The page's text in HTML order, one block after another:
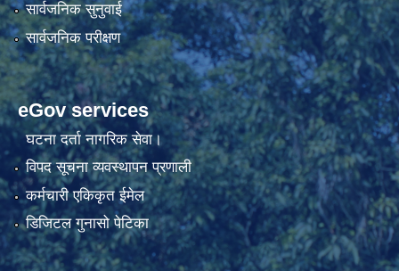
सार्वजनिक सुनुवाई
सार्वजनिक परीक्षण
eGov services
घटना दर्ता नागरिक सेवा।
विपद सूचना व्यवस्थापन प्रणाली
कर्मचारी एकिकृत ईमेल
डिजिटल गुनासो पेटिका